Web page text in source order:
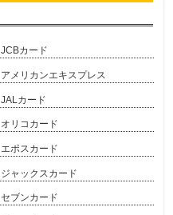
JCBカード
アメリカンエキスプレス
JALカード
オリコカード
エポスカード
ジャックスカード
セブンカード